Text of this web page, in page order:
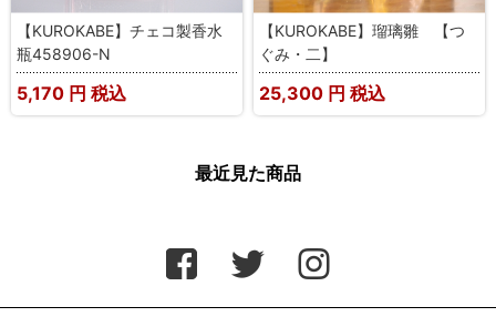
【KUROKABE】チェコ製香水
瓶458906-N
5,170 円 税込
【KUROKABE】瑠璃雛 【つ
ぐみ・二】
25,300 円 税込
最近見た商品